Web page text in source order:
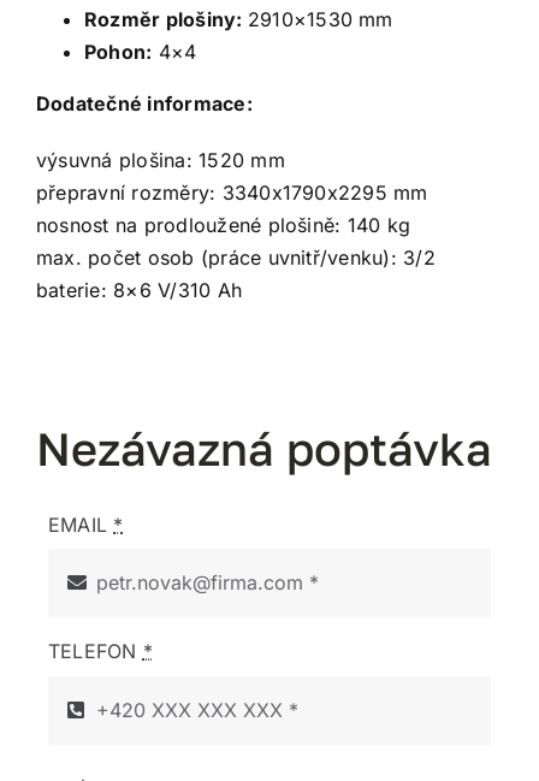
Rozměr plošiny: 2910×1530 mm
Pohon: 4×4
Dodatečné informace:
výsuvná plošina: 1520 mm
přepravní rozměry: 3340x1790x2295 mm
nosnost na prodloužené plošině: 140 kg
max. počet osob (práce uvnitř/venku): 3/2
baterie: 8×6 V/310 Ah
Nezávazná poptávka
EMAIL *
TELEFON *